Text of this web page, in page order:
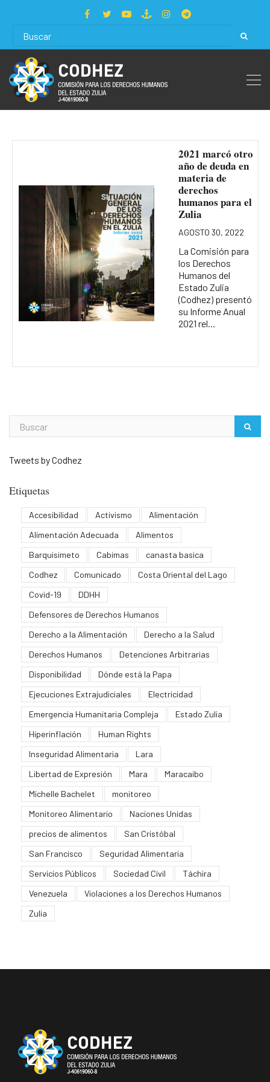
2021 marcó otro
año de deuda en
materia de
derechos
humanos para el
Zulia
AGOSTO 30, 2022
La Comisión para
los Derechos
Humanos del
Estado Zulia
(Codhez) presentó
su Informe Anual
2021 rel...
Tweets by Codhez
Etiquetas
Accesibilidad Activismo
Alimentación
Alimentación Adecuada
Alimentos
Barquisimeto
Cabimas
canasta basica
Codhez
Comunicado
Costa Oriental del Lago
Covid-19
DDHH
Defensores de Derechos Humanos
Derecho a la Alimentación
Derecho a la Salud
Derechos Humanos
Detenciones Arbitrarias
Disponibilidad
Dónde está la Papa
Ejecuciones Extrajudiciales
Electricidad
Emergencia Humanitaria Compleja
Estado Zulia
Hiperinflación
Human Rights
Inseguridad Alimentaria
Lara
Libertad de Expresión
Mara
Maracaibo
Michelle Bachelet
monitoreo
Monitoreo Alimentario
Naciones Unidas
precios de alimentos
San Cristóbal
San Francisco
Seguridad Alimentaria
Servicios Públicos
Sociedad Civil
Táchira
Venezuela
Violaciones a los Derechos Humanos
Zulia